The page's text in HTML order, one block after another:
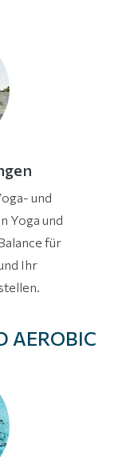
und
Yoga und
für
Ihr
AEROBIC